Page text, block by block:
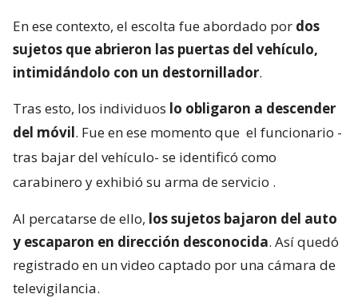
En ese contexto, el escolta fue abordado por dos
sujetos que abrieron las puertas del vehículo,
intimidándolo con un destornillador.
Tras esto, los individuos lo obligaron a descender
del móvil. Fue en ese momento que el funcionario -
tras bajar del vehículo- se identificó como
carabinero y exhibió su arma de servicio .
Al percatarse de ello, los sujetos bajaron del auto
y escaparon en dirección desconocida. Así quedó
registrado en un video captado por una cámara de
televigilancia.